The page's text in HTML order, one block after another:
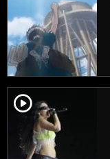
player2